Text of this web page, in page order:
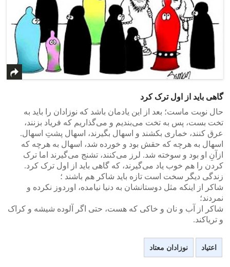
گاهی باید از اول ترک کرد
حال نوبت ماست؛ بعد از این یادمان باشد که نوزادان را باید به
تخت بست، پس به تخت می‌بندیم و می‌گذاریم که فریاد بزنند،
عرق کنند، خماری بکشند و اسهال بگیرند، اسهال پشتِ اسهال.
اسهال به هرچه که حقش بود و خورده شد، اسهال به هرچه که
ازآنِ او بود و سوخته شد. لرز می‌‌کنند، تشنج می‌‌گیرند اما ترک
کردن را هم خوب یاد می‌‌گیرند، که گاهی باید از اول ترک کرد.
زندگی دیگر سخت است تازه باید شاکر هم باشند ؛
شاکر از اینکه مثل دوستانشان به دنیا نیامده، اوردوز نکرده و
نمردند؛
شاکر از آب و نان و خاکی که هست، حتی اگر آلوده شیشه و کراک
و تریاکند.
اعتیاد نوزادان معتاد